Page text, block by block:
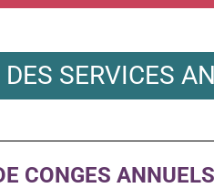
DES SERVICES
CONGES ANNUELS